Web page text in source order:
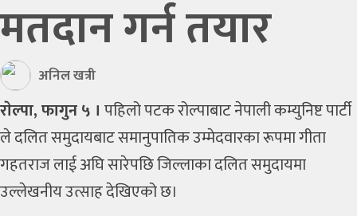
कृषि
रोचक
मतदान गर्न तयार
अनिल खत्री
राेल्पा, फागुन ५ । पहिलो पटक रोल्पाबाटनेपाली कम्युनिष्ट पार्टी
ले दलित समुदायबाट समानुपातिक उम्मेदवारका रूपमागीता
गहतराजलाई अघि सारेपछि जिल्लाका दलित समुदायमा
उल्लेखनीय उत्साह देखिएको छ।